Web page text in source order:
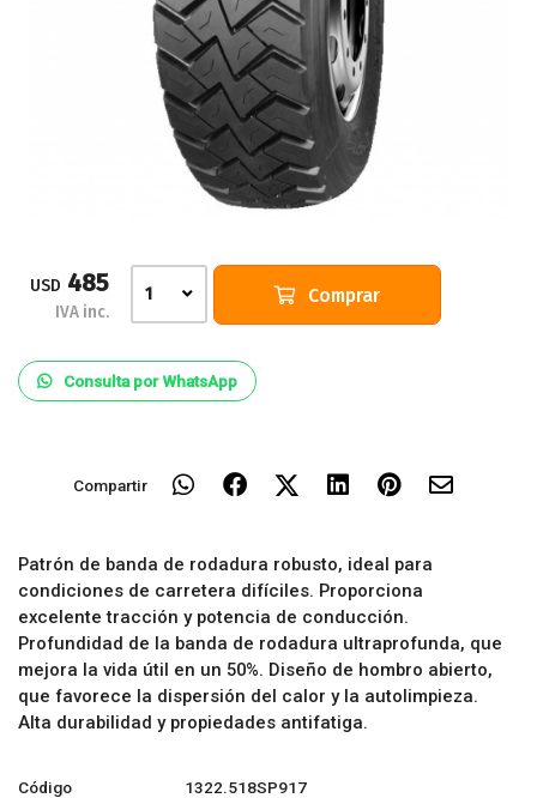
USD 485
IVA inc.
1 Comprar
Consulta por WhatsApp
Compartir
Patrón de banda de rodadura robusto, ideal para
condiciones de carretera difíciles. Proporciona
excelente tracción y potencia de conducción.
Profundidad de la banda de rodadura ultraprofunda, que
mejora la vida útil en un 50%. Diseño de hombro abierto,
que favorece la dispersión del calor y la autolimpieza.
Alta durabilidad y propiedades antifatiga.
Código 1322.518SP917